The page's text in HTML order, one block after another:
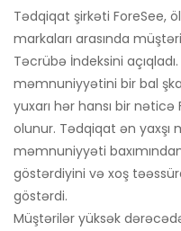
Tədqiqat şirkəti ForeSee,
markaları arasında
Təcrübə İndeksini
məmnuniyyətini bir bal
yuxarı hər hansı bir
olunur. Tədqiqat ən yaxşı
məmnuniyyəti
göstərdiyini və xoş
göstərdi.
Müştərilər yüksək